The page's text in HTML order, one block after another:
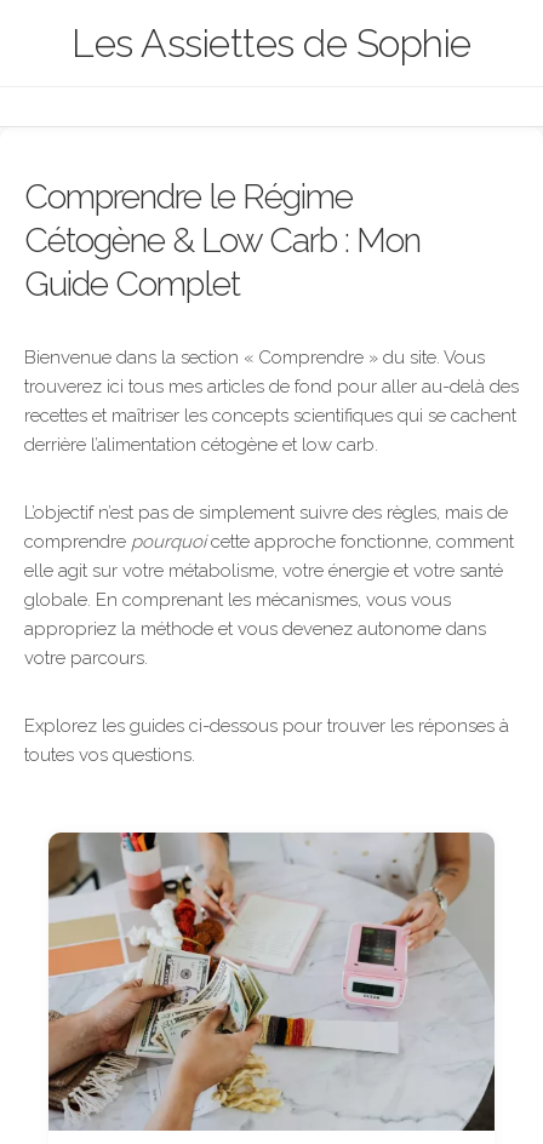
Les Assiettes de Sophie
Comprendre le Régime
Cétogène & Low Carb : Mon
Guide Complet
Bienvenue dans la section « Comprendre » du site. Vous
trouverez ici tous mes articles de fond pour aller au-delà des
recettes et maîtriser les concepts scientifiques qui se cachent
derrière l’alimentation cétogène et low carb.
L’objectif n’est pas de simplement suivre des règles, mais de
comprendre pourquoicette approche fonctionne, comment
elle agit sur votre métabolisme, votre énergie et votre santé
globale. En comprenant les mécanismes, vous vous
appropriez la méthode et vous devenez autonome dans
votre parcours.
Explorez les guides ci-dessous pour trouver les réponses à
toutes vos questions.